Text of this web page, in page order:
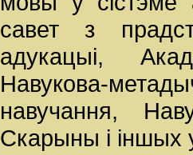
савет з
адукацыі,
Навукова-
навучання,
Скарыны і іншых